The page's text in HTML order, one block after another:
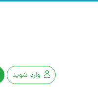
وارد شوید